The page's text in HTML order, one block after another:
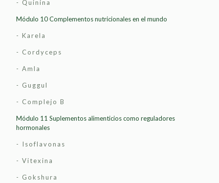
- Quinina
Módulo 10 Complementos nutricionales en el mundo
- Karela
- Cordyceps
- Amla
- Guggul
- Complejo B
Módulo 11 Suplementos alimenticios como reguladores
hormonales
- Isoflavonas
- Vitexina
- Gokshura